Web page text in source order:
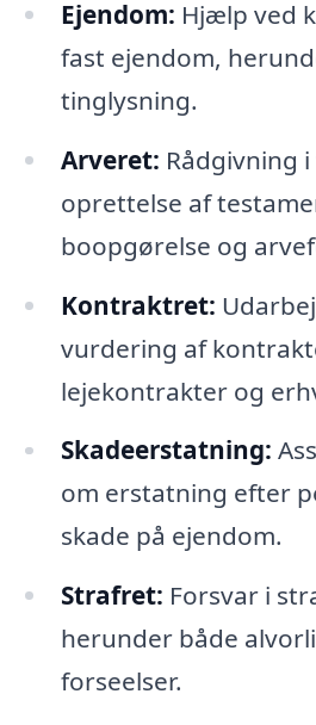
Ejendom: Hjælp ved
fast ejendom,
tinglysning.
Arveret: Rådgivning
oprettelse af
boopgørelse og
Kontraktret:
vurdering af
lejekontrakter og
Skadeerstatning:
om erstatning efter
skade på ejendom.
Strafret: Forsvar i
herunder både
forseelser.